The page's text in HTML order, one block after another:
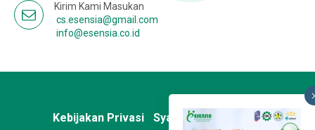
Kirim Kami Masukan
cs.esensia@gmail.com
info@esensia.co.id
Kebijakan Privasi Syarat & Ketentuan